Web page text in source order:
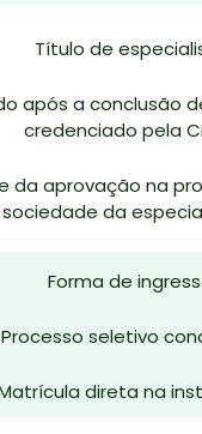
Título de
após a conclusão
credenciado pela
da aprovação na
sociedade da
Forma de
Processo seletivo
direta na